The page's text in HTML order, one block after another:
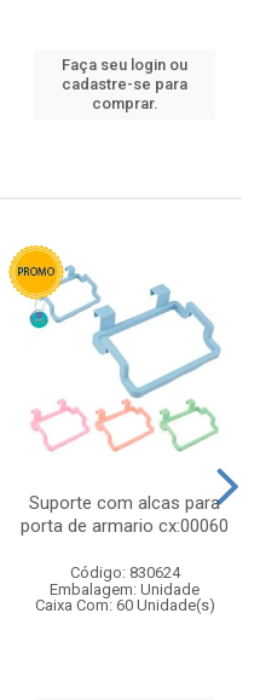
Faça seu login ou
cadastre-se para
comprar.
Suporte com alcas para
porta de armario cx:00060
Código: 830624
Embalagem: Unidade
Caixa Com: 60 Unidade(s)